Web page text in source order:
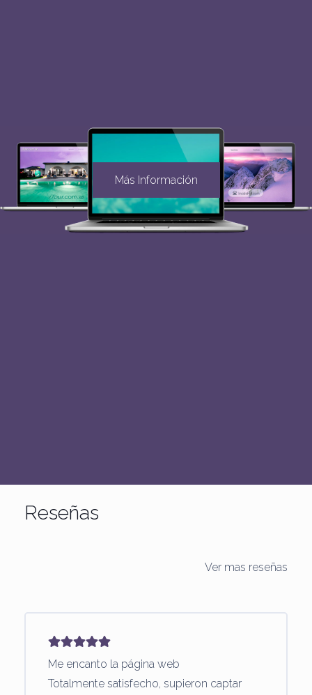
Más Información
Reseñas
Ver mas reseñas
Me encanto la página web
Totalmente satisfecho, supieron captar